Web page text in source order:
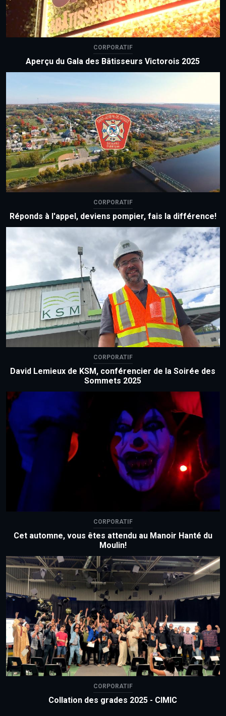
CORPORATIF
Aperçu du Gala des Bâtisseurs Victorois 2025
CORPORATIF
Réponds à l'appel, deviens pompier, fais la différence!
CORPORATIF
David Lemieux de KSM, conférencier de la Soirée des
Sommets 2025
CORPORATIF
Cet automne, vous êtes attendu au Manoir Hanté du
Moulin!
CORPORATIF
Collation des grades 2025 - CIMIC